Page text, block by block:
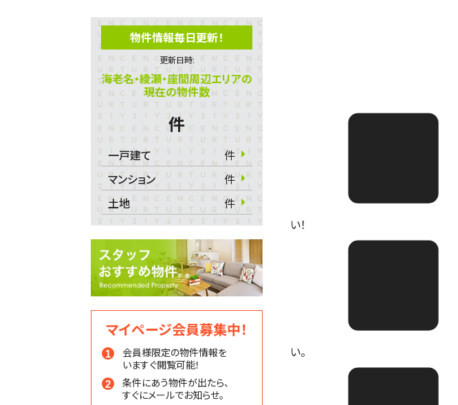
物件情報毎日更新！
更新日時:
海老名・綾瀬・座間周辺エリアの
現在の物件数
件
一戸建て
件
マンション
件
土地
件
マイページ会員募集中！
会員様限定の物件情報を
いますぐ閲覧可能！
条件にあう物件が出たら、
すぐにメールでお知らせ。
い！
い。